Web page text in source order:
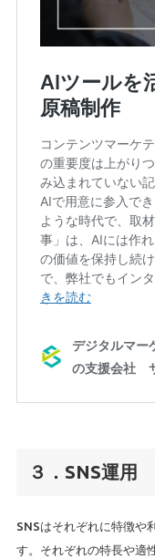
３．SNS運用
SNSはそれぞれに特徴や
す。それぞれの特長や適